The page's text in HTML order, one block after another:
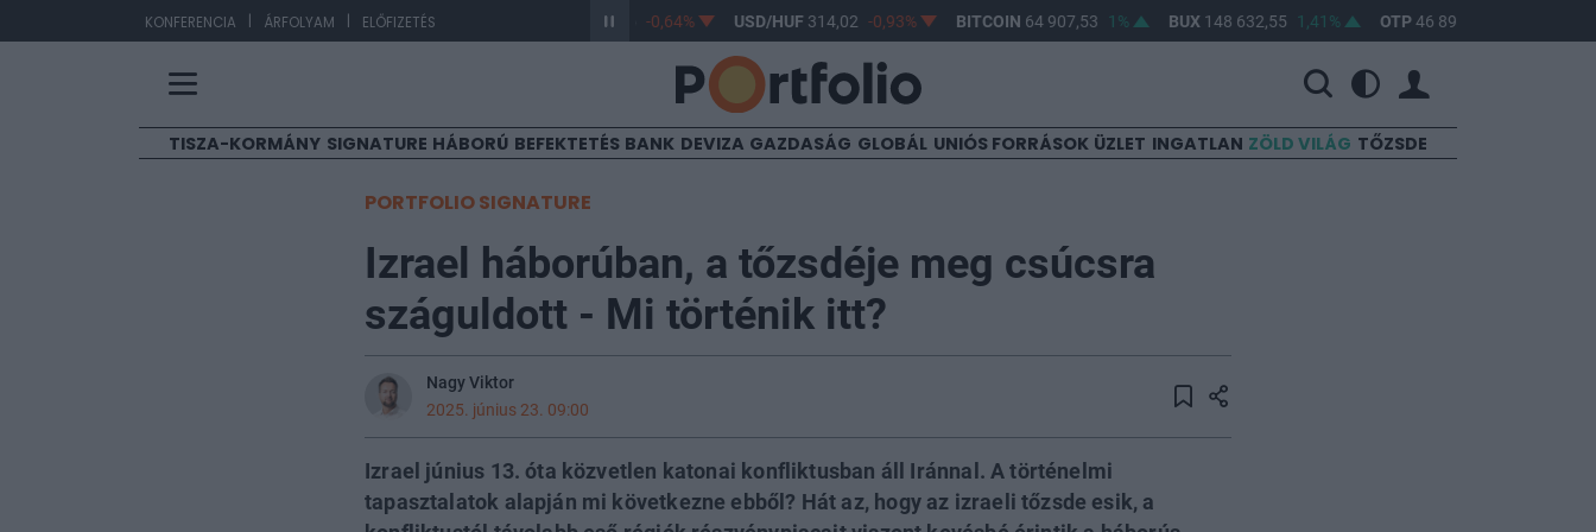
KONFERENCIA | ÁRFOLYAM | ELŐFIZETÉS 363,06 -0,64% USD/HUF314,02 -0,93% BITCOIN64 907,53 1% BUX148 632,55 1,41% OTP46 890
TISZA-KORMÁNY SIGNATURE HÁBORÚ BEFEKTETÉS BANK DEVIZA GAZDASÁG GLOBÁL UNIÓS FORRÁSOK ÜZLET INGATLAN ZÖLD VILÁG TŐZSDE
PORTFOLIO SIGNATURE
Izrael háborúban, a tőzsdéje meg csúcsra
száguldott - Mi történik itt?
Nagy Viktor
2025. június 23. 09:00
Izrael június 13. óta közvetlen katonai konfliktusban áll Iránnal. A történelmi
tapasztalatok alapján mi következne ebből? Hát az, hogy az izraeli tőzsde esik, a